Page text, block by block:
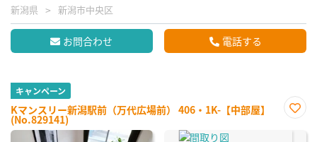
新潟県 新潟市中央区
お問合わせ 電話する
キャンペーン
Kマンスリー新潟駅前（万代広場前） 406・1K-【中部屋】
(No.829141)
に入